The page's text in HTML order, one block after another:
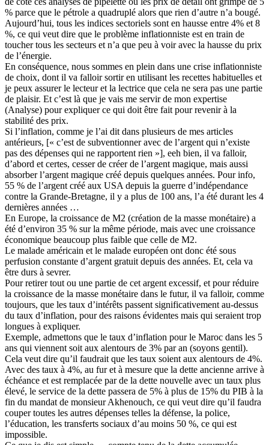
% parce que le pétrole a quadruplé alors que rien d’autre n’a bougé.
Aujourd’hui, tous les indices sectoriels sont en hausse entre 4% et 8
%, ce qui veut dire que le problème inflationniste est en train de
toucher tous les secteurs et n’a que peu à voir avec la hausse du prix
de l’énergie.
En conséquence, nous sommes en plein dans une crise inflationniste
de choix, dont il va falloir sortir en utilisant les recettes habituelles et
je peux assurer le lecteur et la lectrice que cela ne sera pas une partie
de plaisir. Et c’est là que je vais me servir de mon expertise
(Analyse) pour expliquer ce qui doit être fait pour revenir à la
stabilité des prix.
Si l’inflation, comme je l’ai dit dans plusieurs de mes articles
antérieurs, [« c’est de subventionner avec de l’argent qui n’existe
pas des dépenses qui ne rapportent rien »], eeh bien, il va falloir,
d’abord et certes, cesser de créer de l’argent magique, mais aussi
absorber l’argent magique créé depuis quelques années. Pour info,
55 % de l’argent créé aux USA depuis la guerre d’indépendance
contre la Grande-Bretagne, il y a plus de 100 ans, l’a été durant les 4
dernières années …
En Europe, la croissance de M2 (création de la masse monétaire) a
été d’environ 35 % sur la même période, mais avec une croissance
économique beaucoup plus faible que celle de M2.
Le malade américain et le malade européen ont donc été sous
perfusion constante d’argent gratuit depuis des années. Et, cela va
être durs à sevrer.
Pour retirer tout ou une partie de cet argent excessif, et pour réduire
la croissance de la masse monétaire dans le futur, il va falloir, comme
toujours, que les taux d’intérêts passent significativement au-dessus
du taux d’inflation, pour des raisons évidentes mais qui seraient trop
longues à expliquer.
Exemple, admettons que le taux d’inflation pour le Maroc dans les 5
ans qui viennent soit aux alentours de 3% par an (soyons gentil).
Cela veut dire qu’il faudrait que les taux soient aux alentours de 4%.
Avec des taux à 4%, au fur et à mesure que la dette ancienne arrive à
échéance et est remplacée par de la dette nouvelle avec un taux plus
élevé, le service de la dette passera de 5% à plus de 15% du PIB à la
fin du mandat de monsieur Akhenouch, ce qui veut dire qu’il faudra
couper toutes les autres dépenses telles la défense, la police,
l’éducation, les transferts sociaux d’au moins 50 %, ce qui est
impossible.